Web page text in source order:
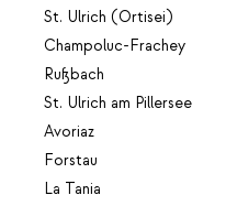
St. Ulrich (Ortisei)
Champoluc-Frachey
Rußbach
St. Ulrich am Pillersee
Avoriaz
Forstau
La Tania